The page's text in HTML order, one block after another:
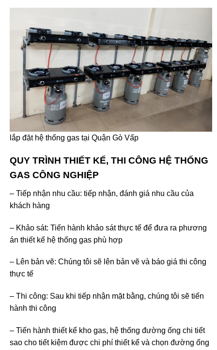
lắp đặt hệ thống gas tại Quận Gò Vấp
QUY TRÌNH THIẾT KẾ, THI CÔNG HỆ THỐNG
GAS CÔNG NGHIỆP
– Tiếp nhận nhu cầu: tiếp nhận, đánh giá nhu cầu của
khách hàng
– Khảo sát: Tiến hành khảo sát thực tế để đưa ra phương
án thiết kế hệ thống gas phù hợp
– Lên bản vẽ: Chúng tôi sẽ lên bản vẽ và báo giá thi công
thực tế
– Thi công: Sau khi tiếp nhận mặt bằng, chúng tôi sẽ tiến
hành thi công
– Tiến hành thiết kế kho gas, hệ thống đường ống chi tiết
sao cho tiết kiệm được chi phí thiết kế và chọn đường ống